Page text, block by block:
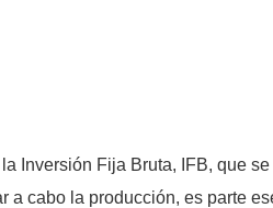
Inversión Fija Bruta, IFB, que
a cabo la producción, es parte